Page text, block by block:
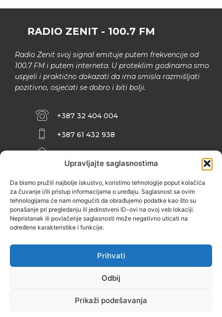
Upravljajte saglasnostima
Da bismo pružili najbolje iskustvo, koristimo tehnologije poput kolačića
za čuvanje i/ili pristup informacijama o uređaju. Saglasnost sa ovim
tehnologijama će nam omogućiti da obrađujemo podatke kao što su
ponašanje pri pregledanju ili jedinstveni ID-ovi na ovoj veb lokaciji.
Nepristanak ili povlačenje saglasnosti može negativno uticati na
određene karakteristike i funkcije.
Prihvati
Odbij
Prikaži podešavanja
RADIO ZENIT - 100.7 FM
Radio Zenit svoj signal emituje putem frekvencije od
100.7 FM i putem interneta. U proteklim godinama smo
uspjeli i praktično dokazati da ima smisla razmišljati
pozitivno, osjećati se dobro i biti bolji.
+387 32 404 004
+387 61 432 938
ZENIČANKA, 3. SPRAT), 72000 ZENICA